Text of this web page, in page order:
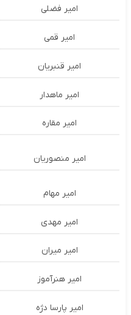
امیر فضلی
امیر قمی
امیر قنبریان
امیر ماهدار
امیر مقاره
امیر منصوریان
امیر مهام
امیر مهدی
امیر میران
امیر هنرآموز
امیر پارسا دژه